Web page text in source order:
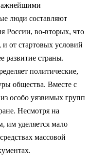
люди составляют
России, во-вторых, что
от стартовых условий
развитие страны.
политические,
общества. Вместе с
особо уязвимых групп
Несмотря на
им уделяется мало
массовой